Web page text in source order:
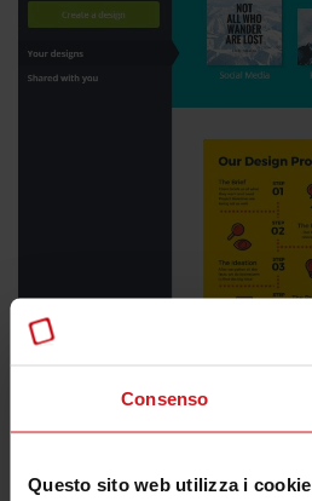
Consenso
Questo sito web utilizza i cookie